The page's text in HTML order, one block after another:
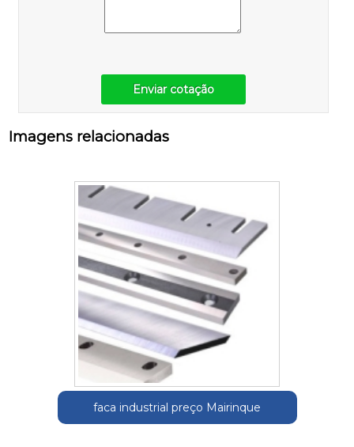
Enviar cotação
Imagens relacionadas
faca industrial preço Mairinque